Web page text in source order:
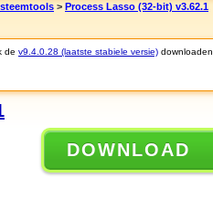
> Process Lasso (32-bit) v3.62.1
de v9.4.0.28 (laatste stabiele versie) downloaden.
DOWNLOAD